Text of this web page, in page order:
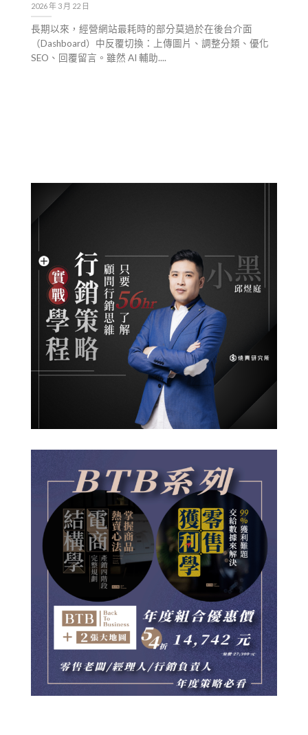
2026 年 3 月 22 日
長期以來，經營網站最耗時的部分莫過於在後台介面
（Dashboard）中反覆切換：上傳圖片、調整分類、優化
SEO、回覆留言。雖然 AI 輔助....